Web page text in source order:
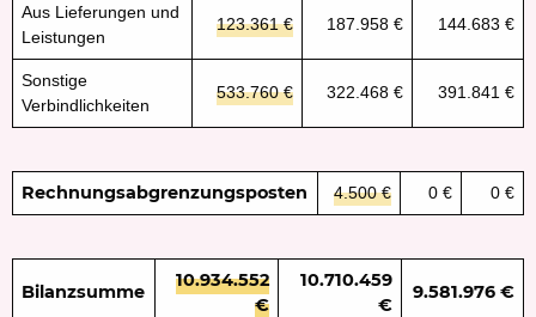
Aus Lieferungen und
Leistungen
123.361 € 187.958 € 144.683 €
Sonstige
Verbindlichkeiten
533.760 € 322.468 € 391.841 €
Rechnungsabgrenzungsposten 4.500 € 0 € 0 €
Bilanzsumme
10.934.552
€
10.710.459
€
9.581.976 €